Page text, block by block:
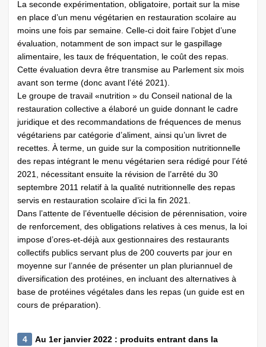
La seconde expérimentation, obligatoire, portait sur la mise
en place d’un menu végétarien en restauration scolaire au
moins une fois par semaine. Celle-ci doit faire l’objet d’une
évaluation, notamment de son impact sur le gaspillage
alimentaire, les taux de fréquentation, le coût des repas.
Cette évaluation devra être transmise au Parlement six mois
avant son terme (donc avant l’été 2021).
Le groupe de travail «nutrition » du Conseil national de la
restauration collective a élaboré un guide donnant le cadre
juridique et des recommandations de fréquences de menus
végétariens par catégorie d’aliment, ainsi qu’un livret de
recettes. À terme, un guide sur la composition nutritionnelle
des repas intégrant le menu végétarien sera rédigé pour l’été
2021, nécessitant ensuite la révision de l’arrêté du 30
septembre 2011 relatif à la qualité nutritionnelle des repas
servis en restauration scolaire d’ici la fin 2021.
Dans l’attente de l’éventuelle décision de pérennisation, voire
de renforcement, des obligations relatives à ces menus, la loi
impose d’ores-et-déjà aux gestionnaires des restaurants
collectifs publics servant plus de 200 couverts par jour en
moyenne sur l’année de présenter un plan pluriannuel de
diversification des protéines, en incluant des alternatives à
base de protéines végétales dans les repas (un guide est en
cours de préparation).
4
Au 1er janvier 2022 : produits entrant dans la